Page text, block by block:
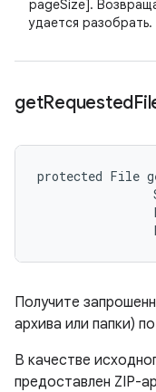
pageSize].
удается разобрать.
getRequested
protected File
Получите
архива или папки)
В качестве
предоставлен ZIP-